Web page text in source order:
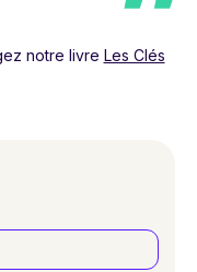
notre livre Les Clés